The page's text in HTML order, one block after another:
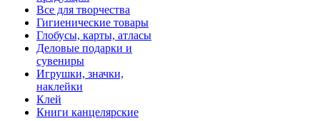
Все для творчества
Гигиенические товары
Глобусы, карты, атласы
Деловые подарки и
сувениры
Игрушки, значки,
наклейки
Клей
Книги канцелярские